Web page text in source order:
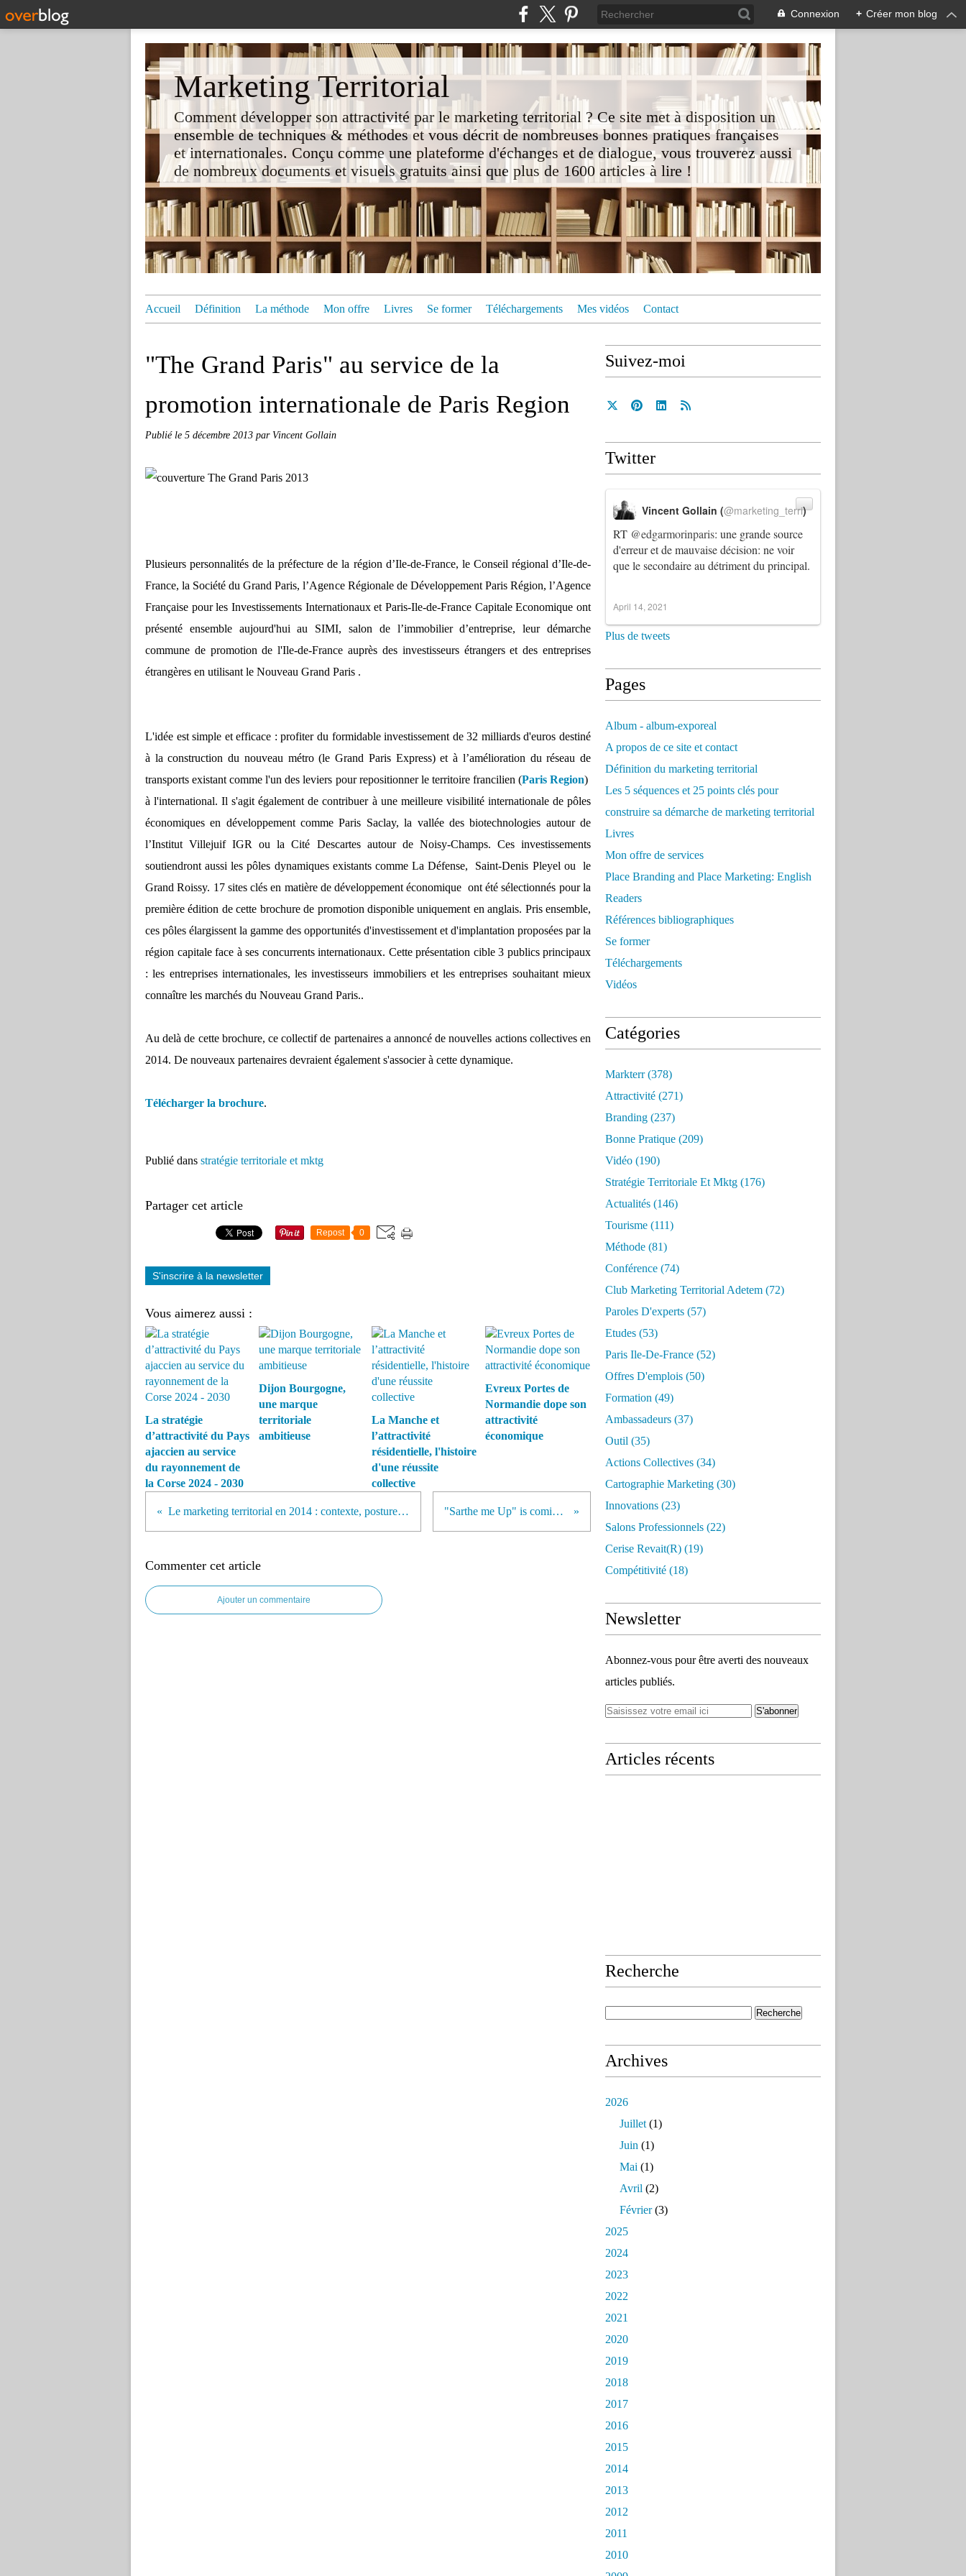
Connexion + Créer mon blog
Marketing Territorial
Comment développer son attractivité par le marketing territorial ? Ce site met à disposition un
ensemble de techniques & méthodes et vous décrit de nombreuses bonnes pratiques françaises
et internationales. Conçu comme une plateforme d'échanges et de dialogue, vous trouverez aussi
de nombreux documents et visuels gratuits ainsi que plus de 1600 articles à lire !
Accueil Définition La méthode Mon offre Livres Se former Téléchargements Mes vidéos Contact
"The Grand Paris" au service de la
promotion internationale de Paris Region
Publié le 5 décembre 2013 par Vincent Gollain
Plusieurs personnalités de la préfecture de la région d’Ile-de-France, le Conseil régional d’Ile-de-
France, la Société du Grand Paris, l’Agence Régionale de Développement Paris Région, l’Agence
Française pour les Investissements Internationaux et Paris-Ile-de-France Capitale Economique ont
présenté ensemble aujourd'hui au SIMI, salon de l’immobilier d’entreprise, leur démarche
commune de promotion de l'Ile-de-France auprès des investisseurs étrangers et des entreprises
étrangères en utilisant le Nouveau Grand Paris .
L'idée est simple et efficace : profiter du formidable investissement de 32 milliards d'euros destiné
à la construction du nouveau métro (le Grand Paris Express) et à l’amélioration du réseau de
transports existant comme l'un des leviers pour repositionner le territoire francilien (Paris Region)
à l'international. Il s'agit également de contribuer à une meilleure visibilité internationale de pôles
économiques en développement comme Paris Saclay, la vallée des biotechnologies autour de
l’Institut Villejuif IGR ou la Cité Descartes autour de Noisy-Champs. Ces investissements
soutiendront aussi les pôles dynamiques existants comme La Défense, Saint-Denis Pleyel ou le
Grand Roissy. 17 sites clés en matière de développement économique ont été sélectionnés pour la
première édition de cette brochure de promotion disponible uniquement en anglais. Pris ensemble,
ces pôles élargissent la gamme des opportunités d'investissement et d'implantation proposées par la
région capitale face à ses concurrents internationaux. Cette présentation cible 3 publics principaux
: les entreprises internationales, les investisseurs immobiliers et les entreprises souhaitant mieux
connaître les marchés du Nouveau Grand Paris..
Au delà de cette brochure, ce collectif de partenaires a annoncé de nouvelles actions collectives en
2014. De nouveaux partenaires devraient également s'associer à cette dynamique.
Télécharger la brochure.
Publié dans stratégie territoriale et mktg
Partager cet article
Repost 0
S'inscrire à la newsletter
Vous aimerez aussi :
La stratégie
d’attractivité du Pays
ajaccien au service
du rayonnement de
la Corse 2024 - 2030
Dijon Bourgogne,
une marque
territoriale
ambitieuse
La Manche et
l’attractivité
résidentielle, l'histoire
d'une réussite
collective
Evreux Portes de
Normandie dope son
attractivité
économique
Le marketing territorial en 2014 : contexte, posture et techniques "Sarthe me Up" is coming soon !
Commenter cet article
Ajouter un commentaire
Suivez-moi
Twitter
RT @edgarmorinparis: une grande source
d'erreur et de mauvaise décision: ne voir
que le secondaire au détriment du principal.
Vincent Gollain (@marketing_terri)
April 14, 2021
Plus de tweets
Pages
Album - album-exporeal
A propos de ce site et contact
Définition du marketing territorial
Les 5 séquences et 25 points clés pour
construire sa démarche de marketing territorial
Livres
Mon offre de services
Place Branding and Place Marketing: English
Readers
Références bibliographiques
Se former
Téléchargements
Vidéos
Catégories
Markterr(378)
Attractivité (271)
Branding (237)
Bonne Pratique (209)
Vidéo (190)
Stratégie Territoriale Et Mktg (176)
Actualités (146)
Tourisme (111)
Méthode (81)
Conférence (74)
Club Marketing Territorial Adetem (72)
Paroles D'experts (57)
Etudes (53)
Paris Ile-De-France (52)
Offres D'emplois (50)
Formation (49)
Ambassadeurs (37)
Outil (35)
Actions Collectives (34)
Cartographie Marketing (30)
Innovations (23)
Salons Professionnels (22)
Cerise Revait(r) (19)
Compétitivité (18)
Newsletter
Abonnez-vous pour être averti des nouveaux
articles publiés.
Articles récents
Recherche
Archives
2026
Juillet (1)
Juin (1)
Mai (1)
Avril (2)
Février(3)
2025
2024
2023
2022
2021
2020
2019
2018
2017
2016
2015
2014
2013
2012
2011
2010